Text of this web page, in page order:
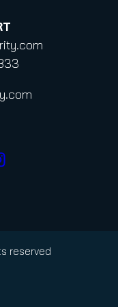
reserved